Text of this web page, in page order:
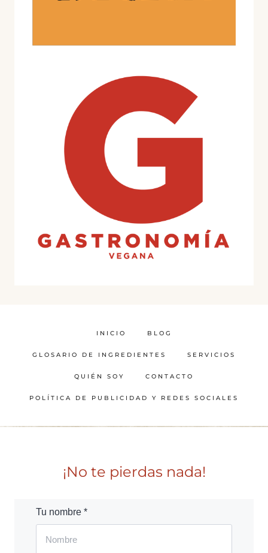
INICIO BLOG
GLOSARIO DE INGREDIENTES SERVICIOS
QUIÉN SOY CONTACTO
POLÍTICA DE PUBLICIDAD Y REDES SOCIALES
¡No te pierdas nada!
Tu nombre *